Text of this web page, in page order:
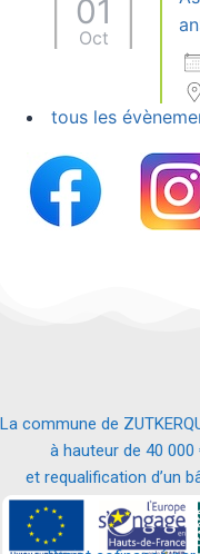
01
Oct
tous les
La commune de
à hauteur de 40
et requalification d’un